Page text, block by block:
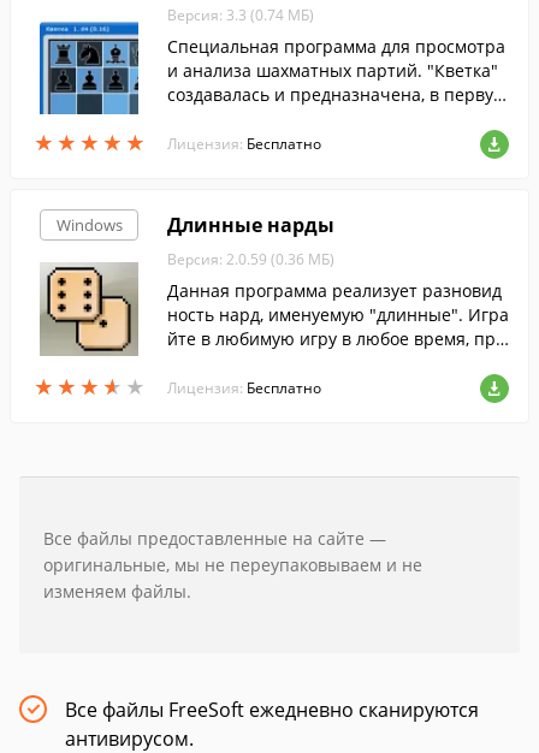
★ ★ ★ ★ ★
★ ★ ★ ★ ★
Версия: 3.3 (0.74 МБ)
Специальная программа для просмотра
и анализа шахматных партий. "Кветка"
создавалась и предназначена, в первую
й в Интернете.
Лицензия: Бесплатно
Windows
★ ★ ★ ★ ★
★ ★ ★ ★ ★
Длинные нарды
Версия: 2.0.59 (0.36 МБ)
Данная программа реализует разновид
ность нард, именуемую "длинные". Игра
йте в любимую игру в любое время, при
Лицензия: Бесплатно
Все файлы предоставленные на сайте —
оригинальные, мы не переупаковываем и не
изменяем файлы.
Все файлы FreeSoft ежедневно сканируются
антивирусом.